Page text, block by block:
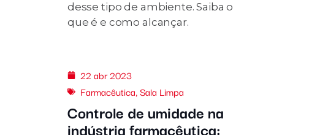
desse tipo de ambiente. Saiba o
que é e como alcançar.
22 abr 2023
Farmacêutica,Sala Limpa
Controle de umidade na
indústria farmacêutica: